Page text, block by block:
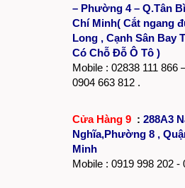
– Phường 4 – Q.Tân
Chí Minh( Cắt ngang
Long , Cạnh Sân Bay
Có Chỗ Đỗ Ô Tô )
Mobile : 02838 111 866
0904 663 812 .
Cửa Hàng 9 : 288A3
Nghĩa,Phường 8 ,
Minh
Mobile : 0919 998 202 -